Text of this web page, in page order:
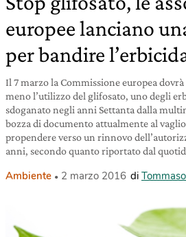
europee lanciano
per bandire
Il 7 marzo la Commissione europea
meno l’utilizzo del glifosato, uno degli
sdoganato negli anni Settanta dalla
bozza di documento attualmente al
propendere verso un rinnovo
anni, secondo quanto riportato dal
Ambiente 2 marzo 2016 di